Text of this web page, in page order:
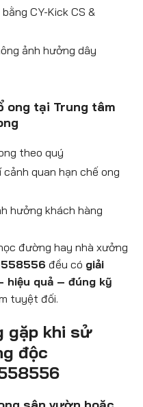
CY-Kick CS &
ảnh hưởng dây
ong tại Trung tâm
theo quý
quan hạn chế ong
hưởng khách hàng
đường hay nhà xưởng
đều có giải
quả – đúng kỹ
tuyệt đối.
gặp khi sử
độc